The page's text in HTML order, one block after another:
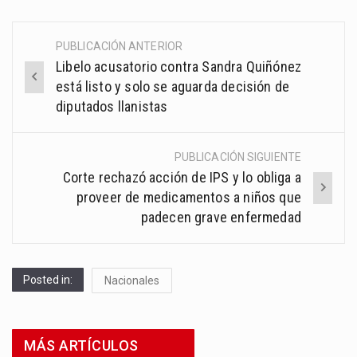
Post
navigation
PUBLICACIÓN ANTERIOR
Libelo acusatorio contra Sandra Quiñónez
está listo y solo se aguarda decisión de
diputados llanistas
PUBLICACIÓN SIGUIENTE
Corte rechazó acción de IPS y lo obliga a
proveer de medicamentos a niños que
padecen grave enfermedad
Posted in: Nacionales
MÁS ARTÍCULOS